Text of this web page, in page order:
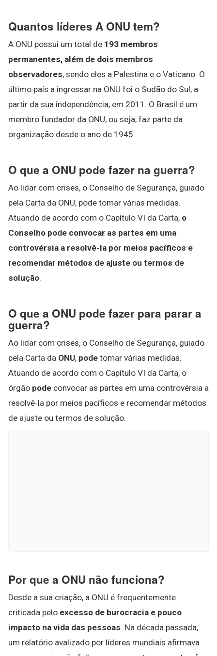
Quantos líderes A ONU tem?
A ONU possui um total de 193 membros
permanentes, além de dois membros
observadores, sendo eles a Palestina e o Vaticano. O
último país a ingressar na ONU foi o Sudão do Sul, a
partir da sua independência, em 2011. O Brasil é um
membro fundador da ONU, ou seja, faz parte da
organização desde o ano de 1945.
O que a ONU pode fazer na guerra?
Ao lidar com crises, o Conselho de Segurança, guiado
pela Carta da ONU, pode tomar várias medidas.
Atuando de acordo com o Capítulo VI da Carta, o
Conselho pode convocar as partes em uma
controvérsia a resolvê-la por meios pacíficos e
recomendar métodos de ajuste ou termos de
solução.
O que a ONU pode fazer para parar a
guerra?
Ao lidar com crises, o Conselho de Segurança, guiado
pela Carta da ONU, pode tomar várias medidas.
Atuando de acordo com o Capítulo VI da Carta, o
órgão pode convocar as partes em uma controvérsia a
resolvê-la por meios pacíficos e recomendar métodos
de ajuste ou termos de solução.
Por que a ONU não funciona?
Desde a sua criação, a ONU é frequentemente
criticada pelo excesso de burocracia e pouco
impacto na vida das pessoas. Na década passada,
um relatório avalizado por líderes mundiais afirmava